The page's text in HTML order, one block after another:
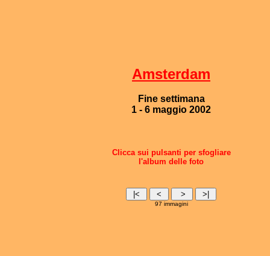
Amsterdam
Fine settimana
1 - 6 maggio 2002
Clicca sui pulsanti per sfogliare
l'album delle foto
97 immagini